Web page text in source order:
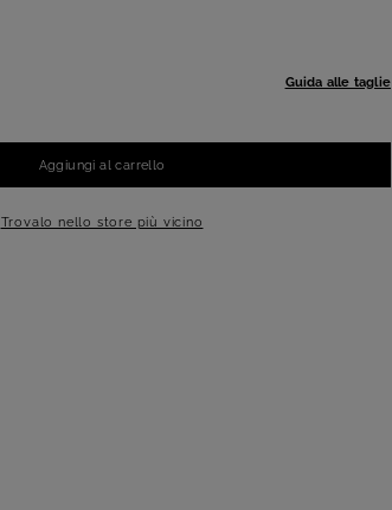
Guida alle taglie
Aggiungi al carrello
Trovalo nello store più vicino